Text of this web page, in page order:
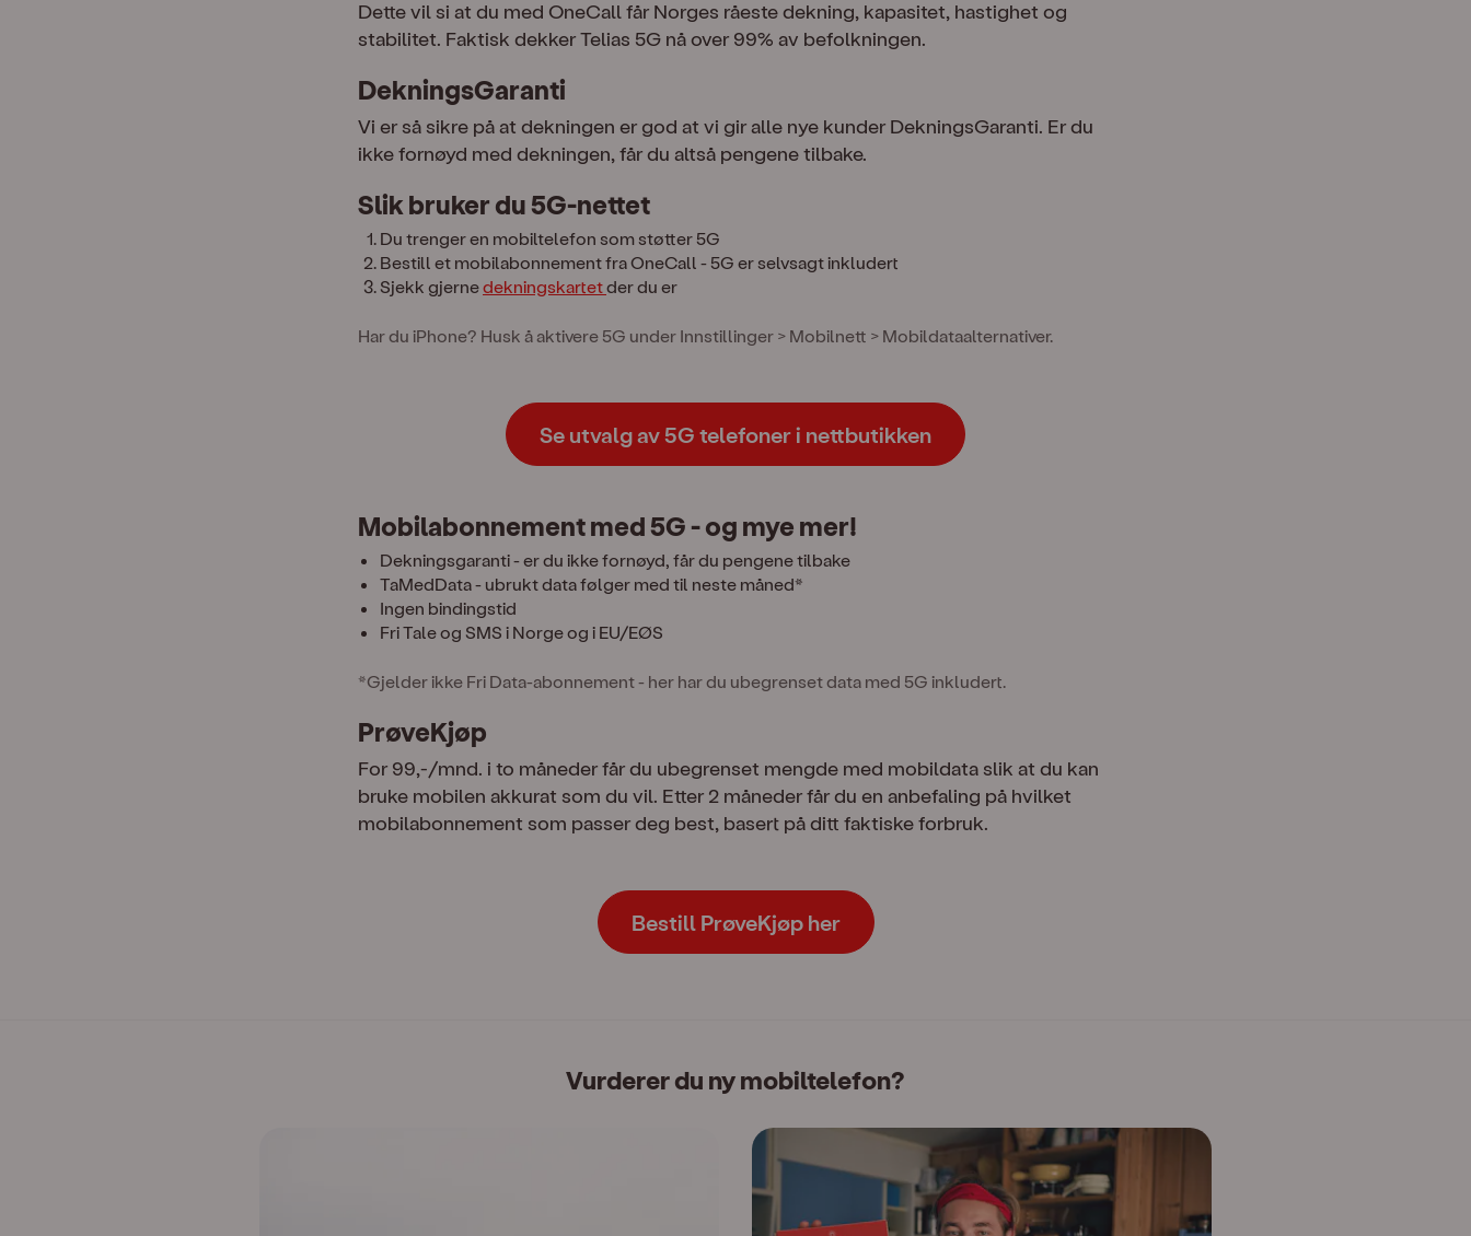
Dette vil si at du med OneCall får Norges råeste dekning, kapasitet, hastighet og
stabilitet. Faktisk dekker Telias 5G nå over 99% av befolkningen.
DekningsGaranti
Vi er så sikre på at dekningen er god at vi gir alle nye kunder DekningsGaranti. Er du
ikke fornøyd med dekningen, får du altså pengene tilbake.
Slik bruker du 5G-nettet
Du trenger en mobiltelefon som støtter 5G
Bestill et mobilabonnement fra OneCall - 5G er selvsagt inkludert
Sjekk gjernedekningskartetder du er
Har du iPhone? Husk å aktivere 5G under Innstillinger > Mobilnett > Mobildataalternativer.
Se utvalg av 5G telefoner i nettbutikken
Mobilabonnement med 5G - og mye mer!
Dekningsgaranti - er du ikke fornøyd, får du pengene tilbake
TaMedData - ubrukt data følger med til neste måned*
Ingen bindingstid
Fri Tale og SMS i Norge og i EU/EØS
*Gjelder ikke Fri Data-abonnement - her har du ubegrenset data med 5G inkludert.
PrøveKjøp
For 99,-/mnd. i to måneder får du ubegrenset mengde med mobildata slik at du kan
bruke mobilen akkurat som du vil. Etter 2 måneder får du en anbefaling på hvilket
mobilabonnement som passer deg best, basert på ditt faktiske forbruk.
Bestill PrøveKjøp her
Vurderer du ny mobiltelefon?